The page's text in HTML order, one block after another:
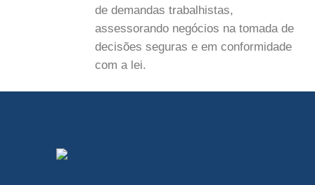
de demandas trabalhistas,
assessorando negócios na tomada de
decisões seguras e em conformidade
com a lei.